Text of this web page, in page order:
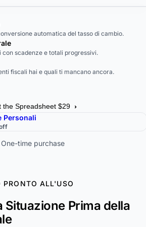
automatica del tasso di cambio.
scadenze e totali progressivi.
fiscali hai e quali ti mancano ancora.
the Spreadsheet $29 ›
Personali
One-time purchase
PRONTO ALL'USO
Situazione Prima della